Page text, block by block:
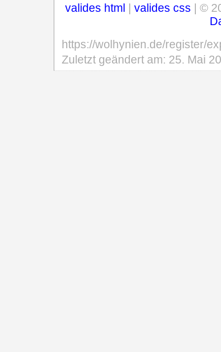
valides html | valides css | ©
https://wolhynien.de/register/
Zuletzt geändert am: 25. Mai